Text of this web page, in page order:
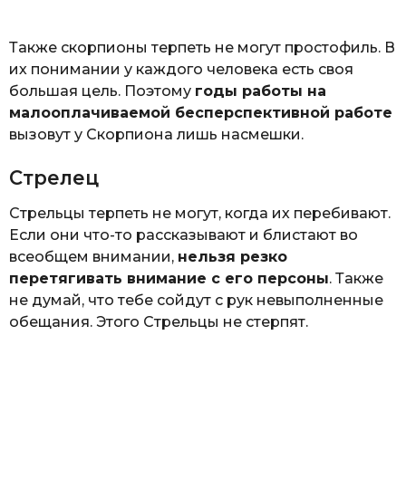
Также скорпионы терпеть не могут простофиль. В
их понимании у каждого человека есть своя
большая цель. Поэтому годы работы на
малооплачиваемой бесперспективной работе
вызовут у Скорпиона лишь насмешки.
Стрелец
Стрельцы терпеть не могут, когда их перебивают.
Если они что-то рассказывают и блистают во
всеобщем внимании, нельзя резко
перетягивать внимание с его персоны. Также
не думай, что тебе сойдут с рук невыполненные
обещания. Этого Стрельцы не стерпят.